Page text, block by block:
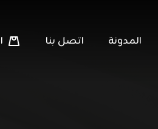
المدونة اتصل بنا